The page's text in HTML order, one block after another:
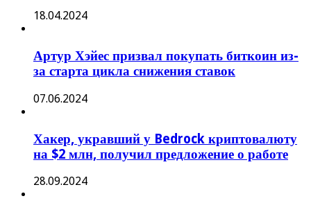
18.04.2024
Артур Хэйес призвал покупать биткоин из-
за старта цикла снижения ставок
07.06.2024
Хакер, укравший у Bedrock криптовалюту
на $2 млн, получил предложение о работе
28.09.2024